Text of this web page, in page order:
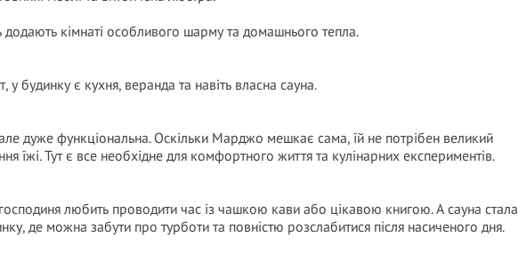
додають кімнаті особливого шарму та домашнього тепла.
у будинку є кухня, веранда та навіть власна сауна.
дуже функціональна. Оскільки Марджо мешкає сама, їй не потрібен великий
їжі. Тут є все необхідне для комфортного життя та кулінарних експериментів.
любить проводити час із чашкою кави або цікавою книгою. А сауна стала
де можна забути про турботи та повністю розслабитися після насиченого дня.